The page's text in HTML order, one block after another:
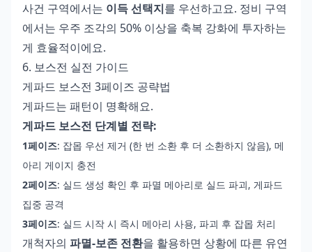
사건 구역에서는 이득 선택지를 우선하고요. 정비 구역
에서는 우주 조각의 50% 이상을 축복 강화에 투자하는
게 효율적이에요.
6. 보스전 실전 가이드
게파드 보스전 3페이즈 공략법
게파드는 패턴이 명확해요.
게파드 보스전 단계별 전략:
1페이즈: 잡몹 우선 제거 (한 번 소환 후 더 소환하지 않음), 메
아리 게이지 충전
2페이즈: 실드 생성 확인 후 파멸 메아리로 실드 파괴, 게파드
집중 공격
3페이즈: 실드 시작 시 즉시 메아리 사용, 파괴 후 잡몹 처리
개척자의 파멸-보존 전환을 활용하면 상황에 따른 유연